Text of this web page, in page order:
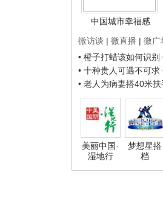
中国城市幸福感
微访谈 | 微直播 | 微广
• 橙子打蜡该如何识别
• 十种贵人可遇不可求
• 老人为病妻搭40米扶
美丽中国·
湿地行
梦想星搭
档